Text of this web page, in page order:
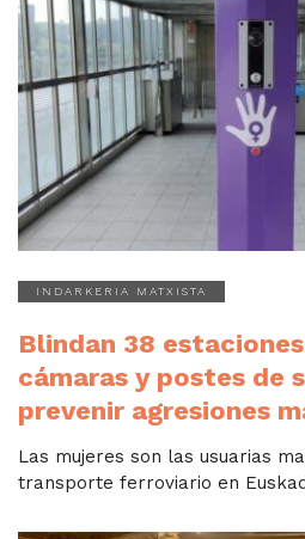
INDARKERIA MATXISTA
Blindan 38
cámaras y postes de
prevenir agresiones
Las mujeres son las usuarias
transporte ferroviario en